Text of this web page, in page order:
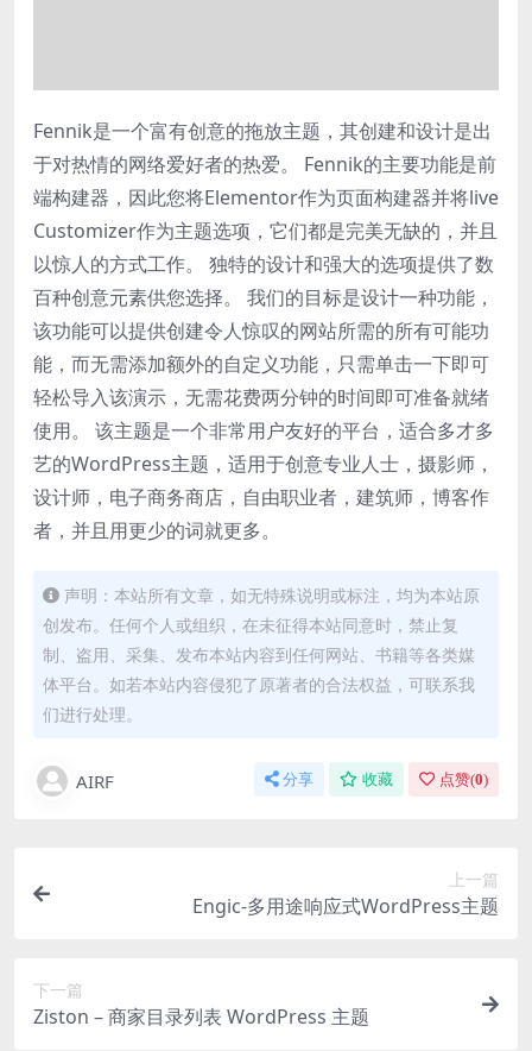
Fennik是一个富有创意的拖放主题，其创建和设计是出
于对热情的网络爱好者的热爱。 Fennik的主要功能是前
端构建器，因此您将Elementor作为页面构建器并将live
Customizer作为主题选项，它们都是完美无缺的，并且
以惊人的方式工作。 独特的设计和强大的选项提供了数
百种创意元素供您选择。 我们的目标是设计一种功能，
该功能可以提供创建令人惊叹的网站所需的所有可能功
能，而无需添加额外的自定义功能，只需单击一下即可
轻松导入该演示，无需花费两分钟的时间即可准备就绪
使用。 该主题是一个非常用户友好的平台，适合多才多
艺的WordPress主题，适用于创意专业人士，摄影师，
设计师，电子商务商店，自由职业者，建筑师，博客作
者，并且用更少的词就更多。
声明：本站所有文章，如无特殊说明或标注，均为本站原
创发布。任何个人或组织，在未征得本站同意时，禁止复
制、盗用、采集、发布本站内容到任何网站、书籍等各类媒
体平台。如若本站内容侵犯了原著者的合法权益，可联系我
们进行处理。
AIRF 分享 收藏 点赞(0)
上一篇
Engic-多用途响应式WordPress主题
下一篇
Ziston – 商家目录列表 WordPress 主题